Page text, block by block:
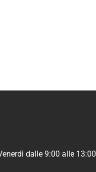
dalle 9:00 alle 13:00